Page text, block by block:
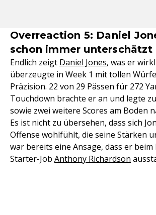
Overreaction 5: Daniel
schon immer unterschätzt
Endlich zeigt Daniel Jones, was er
überzeugte in Week 1 mit tollen
Präzision. 22 von 29 Pässen für 272
Touchdown brachte er an und legte
sowie zwei weitere Scores am Boden
Es ist nicht zu übersehen, dass sich
Offense wohlfühlt, die seine Stärken
war bereits eine Ansage, dass er beim
Starter-Job Anthony Richardson